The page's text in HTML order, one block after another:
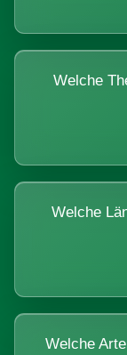
Welche
Welche
Welche